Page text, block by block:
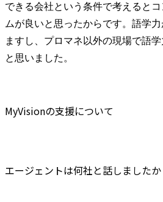
できる会社という条件で考えると
ムが良いと思ったからです。語学
ますし、プロマネ以外の現場で語
と思いました。
MyVisionの支援について
エージェントは何社と話しましたか